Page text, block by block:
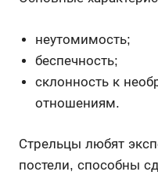
неутомимость;
беспечность;
склонность к
отношениям.
Стрельцы любят
постели, способны